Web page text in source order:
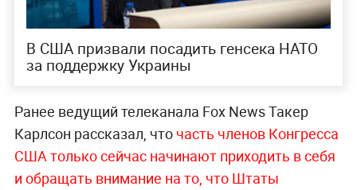
В США призвали посадить генсека НАТО
за поддержку Украины
Ранее ведущий телеканала Fox News Такер
Карлсон рассказал, чточасть членов Конгресса
США только сейчас начинают приходить в себя
и обращать внимание на то, что Штаты